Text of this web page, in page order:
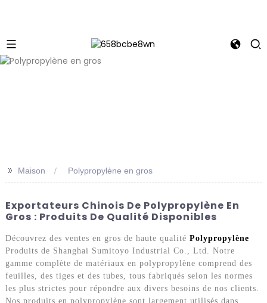
>> Maison Polypropylène en gros
Exportateurs Chinois De Polypropylène En
Gros : Produits De Qualité Disponibles
Découvrez des ventes en gros de haute qualité Polypropylène
Produits de Shanghai Sumitoyo Industrial Co., Ltd. Notre
gamme complète de matériaux en polypropylène comprend des
feuilles, des tiges et des tubes, tous fabriqués selon les normes
les plus strictes pour répondre aux divers besoins de nos clients.
Nos produits en polypropylène sont largement utilisés dans